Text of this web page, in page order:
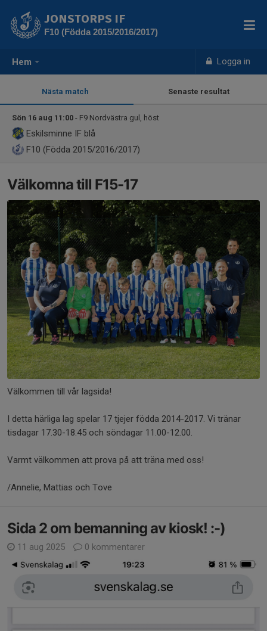
Hem Logga in
JONSTORPS IF
F10 (Födda 2015/2016/2017)
Nästa match Senaste resultat
Sön 16 aug 11:00 - F9 Nordvästra gul, höst
Eskilsminne IF blå
F10 (Födda 2015/2016/2017)
Välkomna till F15-17
Välkommen till vår lagsida!
I detta härliga lag spelar 17 tjejer födda 2014-2017. Vi tränar
tisdagar 17.30-18.45 och söndagar 11.00-12.00.
Varmt välkommen att prova på att träna med oss!
/Annelie, Mattias och Tove
Sida 2 om bemanning av kiosk! :-)
11 aug 2025 0 kommentarer